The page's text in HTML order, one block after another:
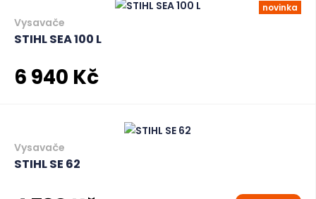
novinka
Vysavače
STIHL SEA 100 L
6 940 Kč
Vysavače
STIHL SE 62